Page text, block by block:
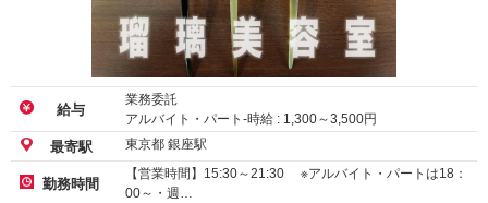
給与
業務委託
アルバイト・パート-時給 : 1,300～3,500円
最寄駅 東京都 銀座駅
勤務時間
【営業時間】15:30～21:30 ※アルバイト・パートは18：
00～・週…